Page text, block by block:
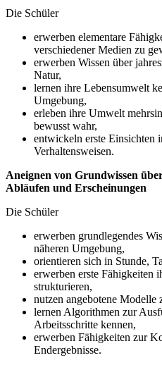
Die Schüler
erwerben elementare
verschiedener Medien zu
erwerben Wissen über
Natur,
lernen ihre Lebensumwelt
Umgebung,
erleben ihre Umwelt
bewusst wahr,
entwickeln erste Einsichten
Verhaltensweisen.
Aneignen von Grundwissen
Abläufen und Erscheinungen
Die Schüler
erwerben grundlegendes
näheren Umgebung,
orientieren sich in Stunde,
erwerben erste Fähigkeiten
strukturieren,
nutzen angebotene
lernen Algorithmen zur
Arbeitsschritte kennen,
erwerben Fähigkeiten zur
Endergebnisse.